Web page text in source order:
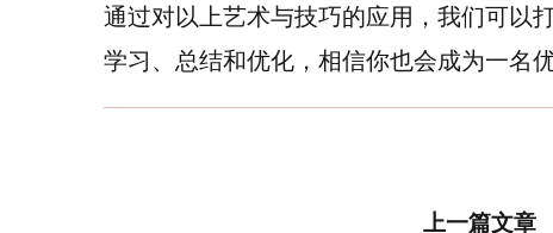
通过对以上艺术与技巧的应用，我们可以
学习、总结和优化，相信你也会成为一名
上一篇文章